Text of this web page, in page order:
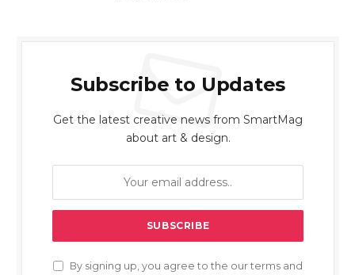
Subscribe to Updates
Get the latest creative news from SmartMag
about art & design.
By signing up, you agree to the our terms and